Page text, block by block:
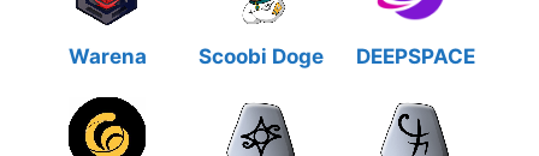
Warena Scoobi Doge DEEPSPACE